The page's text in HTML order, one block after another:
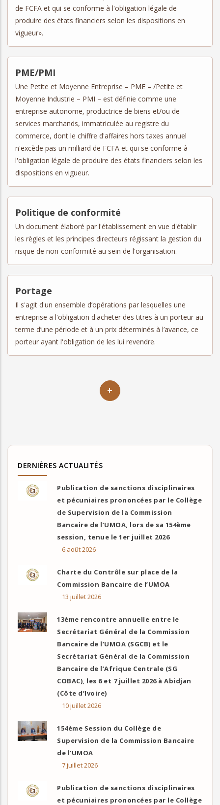
de FCFA et qui se conforme à l'obligation légale de
produire des états financiers selon les dispositions en
vigueur».
PME/PMI
Une Petite et Moyenne Entreprise – PME – /Petite et
Moyenne Industrie – PMI – est définie comme une
entreprise autonome, productrice de biens et/ou de
services marchands, immatriculée au registre du
commerce, dont le chiffre d'affaires hors taxes annuel
n'excède pas un milliard de FCFA et qui se conforme à
l'obligation légale de produire des états financiers selon les
dispositions en vigueur.
Politique de conformité
Un document élaboré par l'établissement en vue d'établir
les règles et les principes directeurs régissant la gestion du
risque de non-conformité au sein de l'organisation.
Portage
Il s'agit d'un ensemble d’opérations par lesquelles une
entreprise a l'obligation d'acheter des titres à un porteur au
terme d’une période et à un prix déterminés à l’avance, ce
porteur ayant l'obligation de les lui revendre.
+
DERNIÈRES ACTUALITÉS
Publication de sanctions disciplinaires
et pécuniaires prononcées par le Collège
de Supervision de la Commission
Bancaire de l’UMOA, lors de sa 154ème
session, tenue le 1er juillet 2026
6 août 2026
Charte du Contrôle sur place de la
Commission Bancaire de l’UMOA
13 juillet 2026
13ème rencontre annuelle entre le
Secrétariat Général de la Commission
Bancaire de l’UMOA (SGCB) et le
Secrétariat Général de la Commission
Bancaire de l’Afrique Centrale (SG
COBAC), les 6 et 7 juillet 2026 à Abidjan
(Côte d’Ivoire)
10 juillet 2026
154ème Session du Collège de
Supervision de la Commission Bancaire
de l'UMOA
7 juillet 2026
Publication de sanctions disciplinaires
et pécuniaires prononcées par le Collège